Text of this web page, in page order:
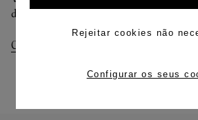
Rejeitar cookies não
Configurar os seus
dias.
Consultar Entregas